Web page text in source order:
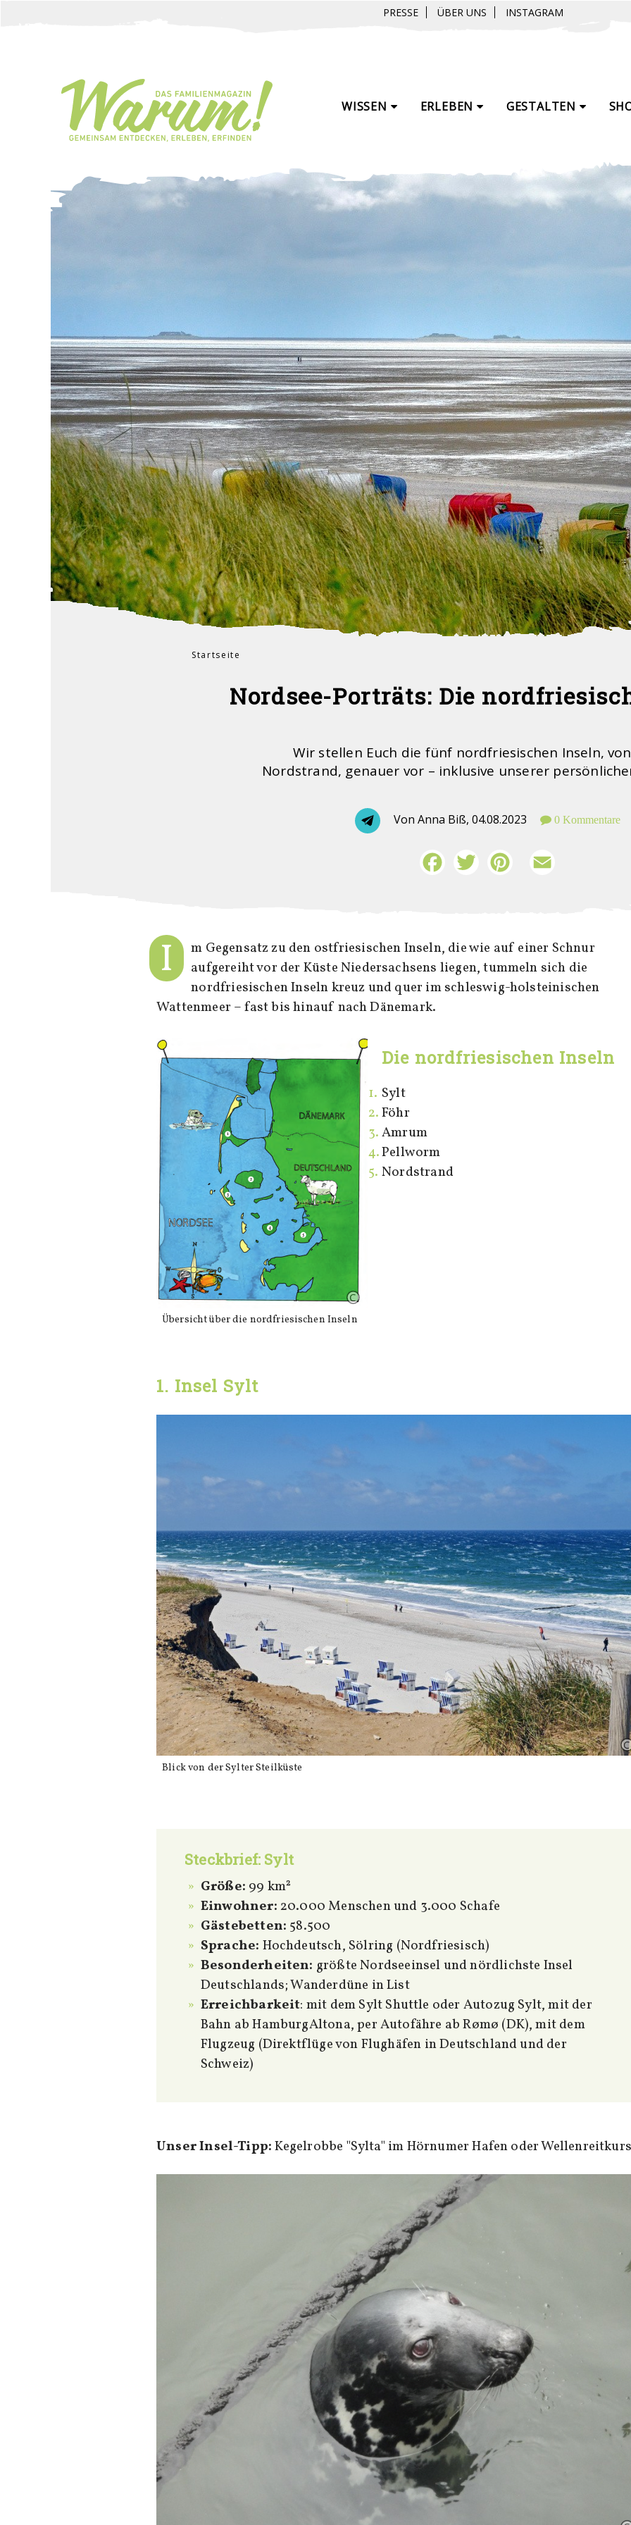
WISSEN ERLEBEN GESTALTEN
PRESSE ÜBER UNS INSTAGRAM
Startseite
Nordsee-Porträts: Die
Wir stellen Euch die fünf nordfriesischen Inseln,
Nordstrand, genauer vor – inklusive unserer
Von Anna Biß, 04.08.2023 0 Kommentare
FacebookTwitter Pinterest
I
m Gegensatz zu den ostfriesischen Inseln, die wie auf einer Schnur
aufgereiht vor der Küste Niedersachsens liegen, tummeln sich die
nordfriesischen Inseln kreuz und quer im schleswig-holsteinischen
Wattenmeer – fast bis hinauf nach Dänemark.
Übersicht über die nordfriesischen Inseln
Die nordfriesischen Inseln
Sylt
Föhr
Amrum
Pellworm
Nordstrand
1. Insel Sylt
Blick von der Sylter Steilküste
Steckbrief: Sylt
Größe: 99 km²
Einwohner: 20.000 Menschen und 3.000 Schafe
Gästebetten: 58.500
Sprache: Hochdeutsch, Sölring (Nordfriesisch)
Besonderheiten: größte Nordseeinsel und nördlichste Insel
Deutschlands; Wanderdüne in List
Erreichbarkeit: mit dem Sylt Shuttle oder Autozug Sylt, mit der
Bahn ab HamburgAltona, per Autofähre ab Rømø (DK), mit dem
Flugzeug (Direktflüge von Flughäfen in Deutschland und der
Schweiz)
Unser Insel-Tipp:Kegelrobbe "Sylta" im Hörnumer Hafen oder